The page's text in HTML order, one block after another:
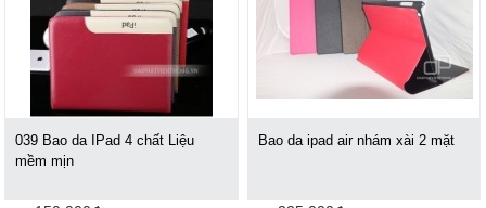
039 Bao da IPad 4 chất Liệu
mềm mịn
Bao da ipad air nhám xài 2 mặt